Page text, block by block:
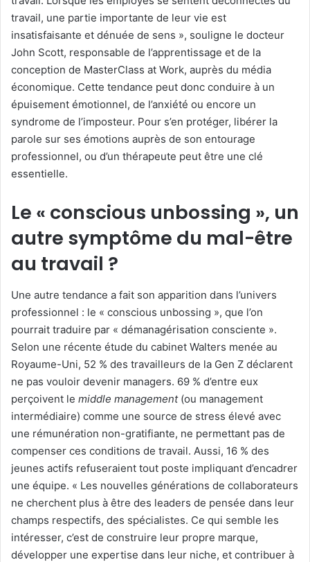
travail, une partie importante de leur vie est
insatisfaisante et dénuée de sens », souligne le docteur
John Scott, responsable de l’apprentissage et de la
conception de MasterClass at Work, auprès du média
économique. Cette tendance peut donc conduire à un
épuisement émotionnel, de l’anxiété ou encore un
syndrome de l’imposteur. Pour s’en protéger, libérer la
parole sur ses émotions auprès de son entourage
professionnel, ou d’un thérapeute peut être une clé
essentielle.
Le « conscious unbossing », un
autre symptôme du mal-être
au travail ?
Une autre tendance a fait son apparition dans l’univers
professionnel : le « conscious unbossing », que l’on
pourrait traduire par « démanagérisation consciente ».
Selon une récente étude du cabinet Walters menée au
Royaume-Uni, 52 % des travailleurs de la Gen Z déclarent
ne pas vouloir devenir managers. 69 % d’entre eux
perçoivent le middle management(ou management
intermédiaire) comme une source de stress élevé avec
une rémunération non-gratifiante, ne permettant pas de
compenser ces conditions de travail. Aussi, 16 % des
jeunes actifs refuseraient tout poste impliquant d’encadrer
une équipe. « Les nouvelles générations de collaborateurs
ne cherchent plus à être des leaders de pensée dans leur
champs respectifs, des spécialistes. Ce qui semble les
intéresser, c’est de construire leur propre marque,
développer une expertise dans leur niche, et contribuer à